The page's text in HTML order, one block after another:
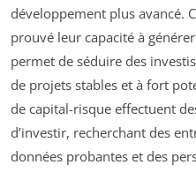
développement plus avancé.
prouvé leur capacité à
permet de séduire des
de projets stables et à fort
de capital-risque effectuent
d’investir, recherchant des
données probantes et des